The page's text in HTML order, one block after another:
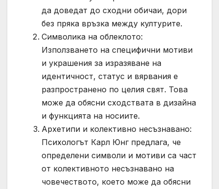
да доведат до сходни обичаи, дори
без пряка връзка между културите.
Символика на облеклото:
Използването на специфични мотиви
и украшения за изразяване на
идентичност, статус и вярвания е
разпространено по целия свят. Това
може да обясни сходствата в дизайна
и функцията на носиите.
Архетипи и колективно несъзнавано:
Психологът Карл Юнг предлага, че
определени символи и мотиви са част
от колективното несъзнавано на
човечеството, което може да обясни